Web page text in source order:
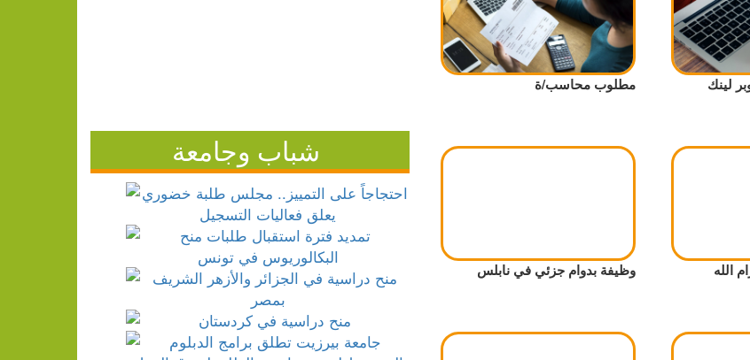
لينك مطلوب محاسب/ة
الله وظيفة بدوام جزئي في نابلس
شباب وجامعة